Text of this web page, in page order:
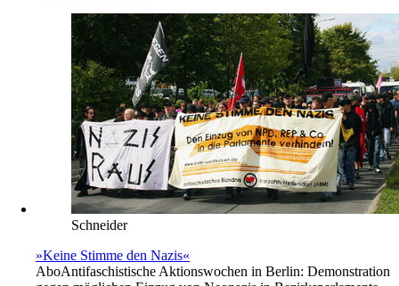
Schneider
»Keine Stimme den Nazis«
AboAntifaschistische Aktionswochen in Berlin: Demonstration